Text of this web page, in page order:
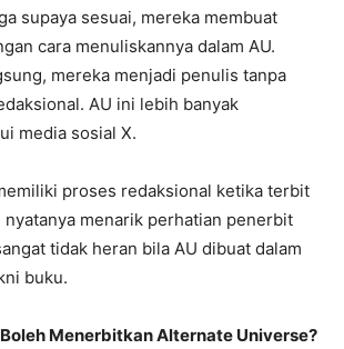
supaya sesuai, mereka membuat
cara menuliskannya dalam AU.
mereka menjadi penulis tanpa
AU ini lebih banyak
media sosial X.
proses redaksional ketika terbit
nyatanya menarik perhatian penerbit
tidak heran bila AU dibuat dalam
buku.
Menerbitkan Alternate Universe?